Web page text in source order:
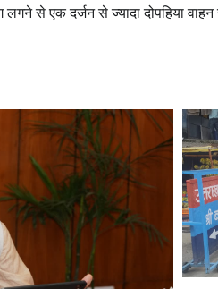
से एक दर्जन से ज्यादा दोपहिया